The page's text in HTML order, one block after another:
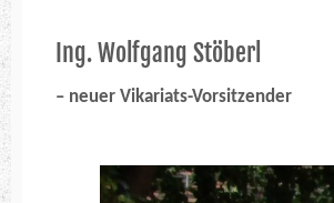
Ing. Wolfgang Stöberl
– neuer Vikariats-Vorsitzender